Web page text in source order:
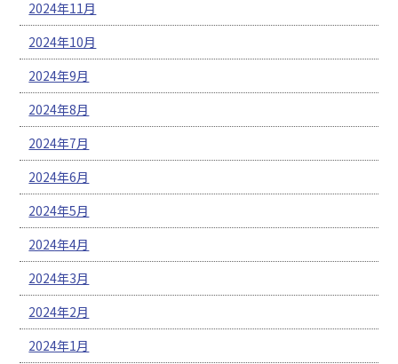
2024年11月
2024年10月
2024年9月
2024年8月
2024年7月
2024年6月
2024年5月
2024年4月
2024年3月
2024年2月
2024年1月